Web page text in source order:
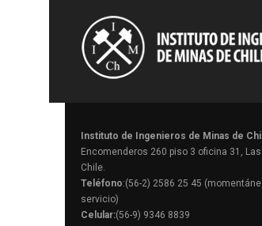
Instituto de Ingenieros de Minas de
Encomenderos 260 piso 3 oficina 31,
Chile.
Teléfono:(56-2) 2586 25 45
servicio)
Celular:(56-9) 9346 8839